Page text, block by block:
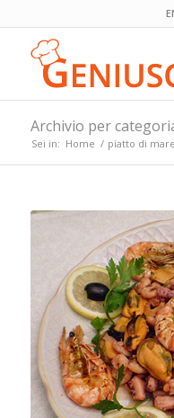
Archivio per
Sei in: Home / piatto di